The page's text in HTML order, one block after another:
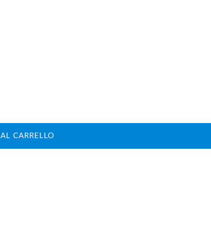
CARRELLO